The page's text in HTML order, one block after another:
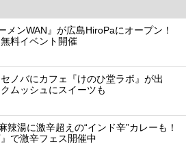
メンWAN』が広島HiroPaにオープン！
料イベント開催
ノバにカフェ『けのひ堂ラボ』が出
ムッシュにスイーツも
辣湯に激辛超えの“インド辛”カレーも！
』で激辛フェス開催中